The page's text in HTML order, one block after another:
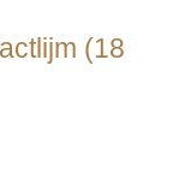
(18